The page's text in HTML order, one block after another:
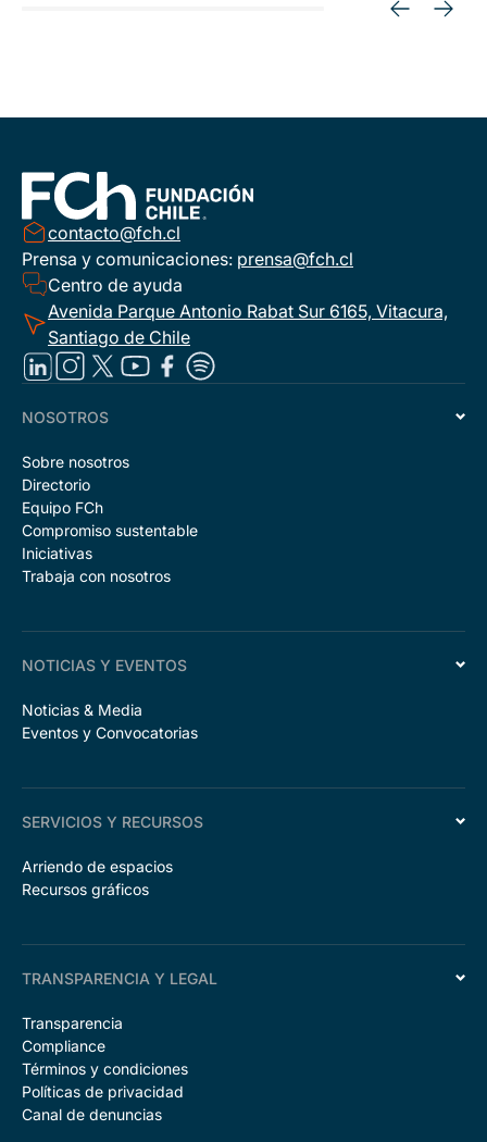
contacto@fch.cl
Prensa y comunicaciones: prensa@fch.cl
Centro de ayuda
Avenida Parque Antonio Rabat Sur 6165, Vitacura,
Santiago de Chile
NOSOTROS
Sobre nosotros
Directorio
Equipo FCh
Compromiso sustentable
Iniciativas
Trabaja con nosotros
NOTICIAS Y EVENTOS
Noticias & Media
Eventos y Convocatorias
SERVICIOS Y RECURSOS
Arriendo de espacios
Recursos gráficos
TRANSPARENCIA Y LEGAL
Transparencia
Compliance
Términos y condiciones
Políticas de privacidad
Canal de denuncias